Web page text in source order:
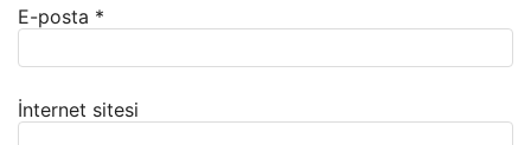
E-posta *
İnternet sitesi